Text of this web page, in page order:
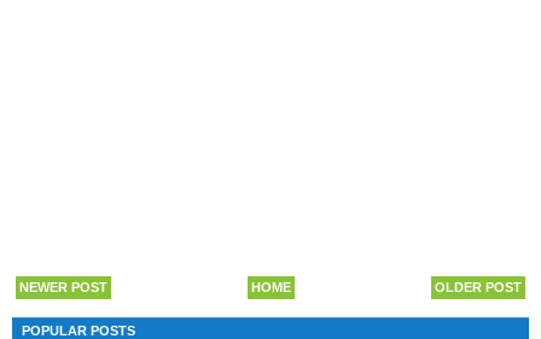
NEWER POST OLDER POST
HOME
POPULAR POSTS